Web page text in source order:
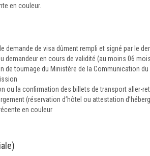
en couleur.
demande de visa dûment rempli et signé par le
demandeur en cours de validité (au moins 06
de tournage du Ministère de la Communication du
ou la confirmation des billets de transport aller-
(réservation d’hôtel ou attestation
en couleur